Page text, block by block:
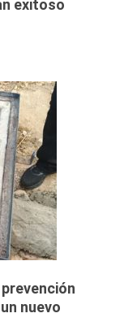
exitoso
nuevo